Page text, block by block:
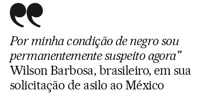
Por minha condição de negro sou
permanentemente suspeito agora"
Wilson Barbosa, brasileiro, em sua
solicitação de asilo ao México